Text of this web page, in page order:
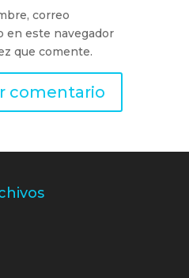
correo
en este navegador
que comente.